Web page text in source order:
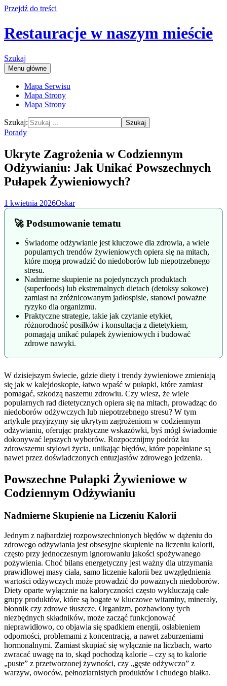
Przejdź do treści
Restauracje w naszym mieście
Szukaj
Menu główne
Mapa Serwisu
Mapa Strony
Mapa Strony
Szukaj:
Porady
Ukryte Zagrożenia w Codziennym
Odżywianiu: Jak Unikać Powszechnych
Pułapek Żywieniowych?
1 kwietnia 2026Oskar
🚀 Podsumowanie tematu
Świadome odżywianie jest kluczowe dla zdrowia, a wiele
popularnych trendów żywieniowych opiera się na mitach,
które mogą prowadzić do niedoborów lub niepotrzebnego
stresu.
Nadmierne skupienie na pojedynczych produktach
(superfoods) lub ekstremalnych dietach (detoksy sokowe)
zamiast na zróżnicowanym jadłospisie, stanowi poważne
ryzyko dla organizmu.
Praktyczne strategie, takie jak czytanie etykiet,
różnorodność posiłków i konsultacja z dietetykiem,
pomagają unikać pułapek żywieniowych i budować
zdrowe nawyki.
W dzisiejszym świecie, gdzie diety i trendy żywieniowe zmieniają
się jak w kalejdoskopie, łatwo wpaść w pułapki, które zamiast
pomagać, szkodzą naszemu zdrowiu. Czy wiesz, że wiele
popularnych rad dietetycznych opiera się na mitach, prowadząc do
niedoborów odżywczych lub niepotrzebnego stresu? W tym
artykule przyjrzymy się ukrytym zagrożeniom w codziennym
odżywianiu, oferując praktyczne wskazówki, byś mógł świadomie
dokonywać lepszych wyborów. Rozpocznijmy podróż ku
zdrowszemu stylowi życia, unikając błędów, które popełniane są
nawet przez doświadczonych entuzjastów zdrowego jedzenia.
Powszechne Pułapki Żywieniowe w
Codziennym Odżywianiu
Nadmierne Skupienie na Liczeniu Kalorii
Jednym z najbardziej rozpowszechnionych błędów w dążeniu do
zdrowego odżywiania jest obsesyjne skupienie na liczeniu kalorii,
często przy jednoczesnym ignorowaniu jakości spożywanego
pożywienia. Choć bilans energetyczny jest ważny dla utrzymania
prawidłowej masy ciała, samo liczenie kalorii bez uwzględnienia
wartości odżywczych może prowadzić do poważnych niedoborów.
Diety oparte wyłącznie na kaloryczności często wykluczają całe
grupy produktów, które są bogate w kluczowe witaminy, minerały,
błonnik czy zdrowe tłuszcze. Organizm, pozbawiony tych
niezbędnych składników, może zacząć funkcjonować
nieprawidłowo, co objawia się spadkiem energii, osłabieniem
odporności, problemami z koncentracją, a nawet zaburzeniami
hormonalnymi. Zamiast skupiać się wyłącznie na liczbach, warto
zwracać uwagę na to, skąd pochodzą kalorie – czy są to kalorie
„puste” z przetworzonej żywności, czy „gęste odżywczo” z
warzyw, owoców, pełnoziarnistych produktów i chudego białka.